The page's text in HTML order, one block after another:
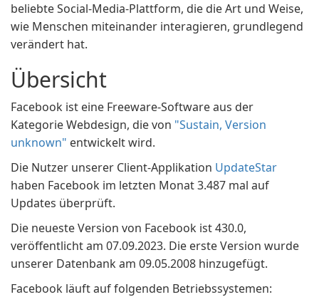
beliebte Social-Media-Plattform, die die Art und Weise,
wie Menschen miteinander interagieren, grundlegend
verändert hat.
Übersicht
Facebook ist eine Freeware-Software aus der
Kategorie Webdesign, die von "Sustain, Version
unknown" entwickelt wird.
Die Nutzer unserer Client-Applikation UpdateStar
haben Facebook im letzten Monat 3.487 mal auf
Updates überprüft.
Die neueste Version von Facebook ist 430.0,
veröffentlicht am 07.09.2023. Die erste Version wurde
unserer Datenbank am 09.05.2008 hinzugefügt.
Facebook läuft auf folgenden Betriebssystemen: